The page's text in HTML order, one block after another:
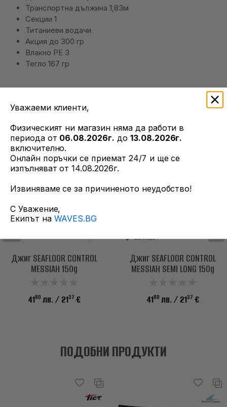
Транспортна дължина 1,83м
Секции 1
Титаниеви водачи
Акция до 300 гр
Влакно PE 3
Тегло 167 гр
ОЩЕ ОТ ТОЗИ ПРОИЗВОДИТЕЛ
Джиг SEAFLOOR CONTROL
MESSIAH 150g
4180 лв. / 2137 €
Джиг SEAFLOOR CONTROL
MESSIAH SEMI LONG 150g
4180 лв. / 2137 €
ПОДОБНИ ПРОДУКТИ
Уважаеми клиенти,
Физическият ни магазин няма да работи в
периода от 06.08.2026г. до 13.08.2026г.
включително.
Онлайн поръчки се приемат 24/7 и ще се
изпълняват от 14.08.2026г.
Извиняваме се за причиненото неудобство!
С Уважение,
Екипът на WAVES.BG